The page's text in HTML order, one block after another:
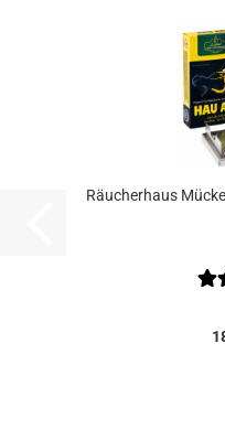
Räucherhaus